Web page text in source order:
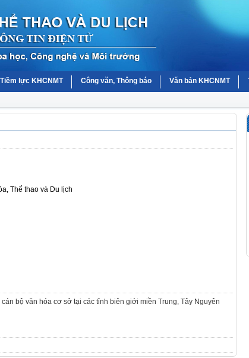
Tiềm lực KHCNMT Công văn, Thông báo Văn bản KHCNMT
Thể thao và Du lịch
bộ văn hóa cơ sở tại các tỉnh biên giới miền Trung, Tây Nguyên